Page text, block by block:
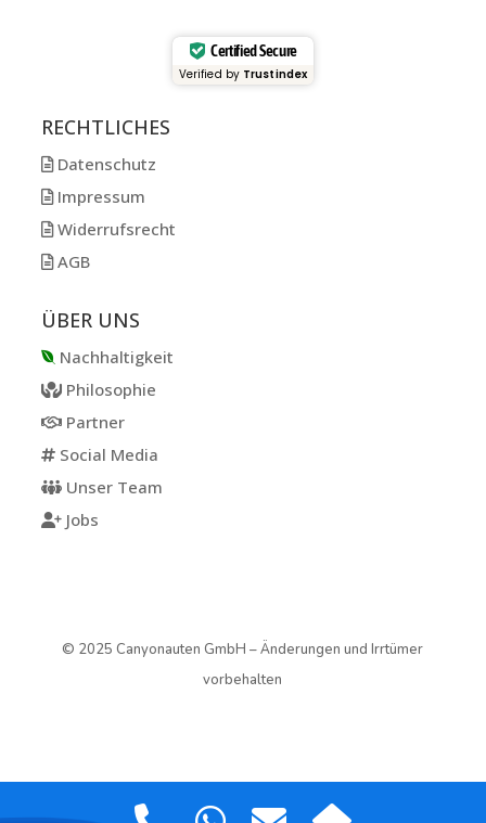
Certified Secure
Verified by Trustindex
RECHTLICHES
Datenschutz
Impressum
Widerrufsrecht
AGB
ÜBER UNS
Nachhaltigkeit
Philosophie
Partner
Social Media
Unser Team
Jobs
© 2025 Canyonauten GmbH – Änderungen und Irrtümer
vorbehalten